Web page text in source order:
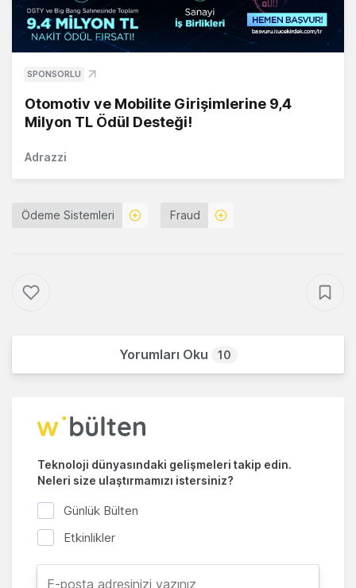
SPONSORLU
Otomotiv ve Mobilite Girişimlerine 9,4
Milyon TL Ödül Desteği!
Adrazzi
Ödeme Sistemleri Fraud
Yorumları Oku 10
Teknoloji dünyasındaki gelişmeleri takip edin.
Neleri size ulaştırmamızı istersiniz?
Günlük Bülten
Etkinlikler